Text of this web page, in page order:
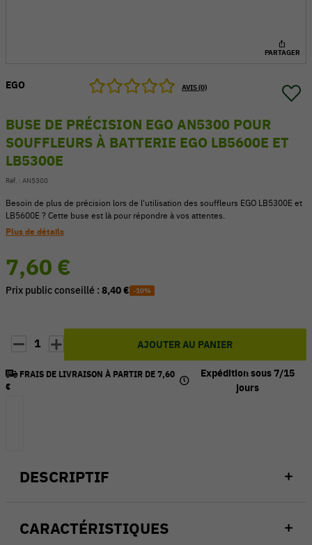
PARTAGER
DESCRIPTIF
CARACTÉRISTIQUES
EGO AVIS (0)
BUSE DE PRÉCISION EGO AN5300 POUR
SOUFFLEURS À BATTERIE EGO LB5600E ET
LB5300E
Réf. : AN5300
Besoin de plus de précision lors de l'utilisation des souffleurs EGO LB5300E et
LB5600E ? Cette buse est là pour répondre à vos attentes.
Plus de détails
7,60 €
Prix public conseillé : 8,40 € -10%
1 AJOUTER AU PANIER
FRAIS DE LIVRAISON À PARTIR DE 7,60
€
Expédition sous 7/15
jours